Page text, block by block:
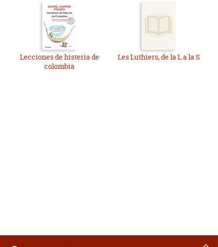
Lecciones de histeria de
colombia
Les Luthiers, de la L a la S